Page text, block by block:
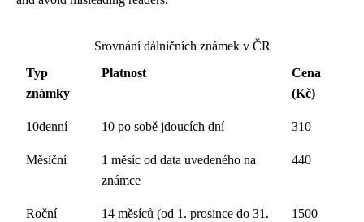
Srovnání dálničních známek v ČR
Typ
známky
Platnost
Cena
(Kč)
10denní 10 po sobě jdoucích dní 310
Měsíční
1 měsíc od data uvedeného na
známce
440
Roční
14 měsíců (od 1. prosince do 31.
1500